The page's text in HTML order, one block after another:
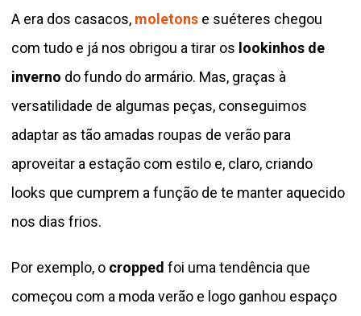
A era dos casacos, moletons e suéteres chegou
com tudo e já nos obrigou a tirar os lookinhos de
inverno do fundo do armário. Mas, graças à
versatilidade de algumas peças, conseguimos
adaptar as tão amadas roupas de verão para
aproveitar a estação com estilo e, claro, criando
looks que cumprem a função de te manter aquecido
nos dias frios.
Por exemplo, o cropped foi uma tendência que
começou com a moda verão e logo ganhou espaço